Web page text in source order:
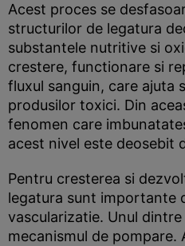
Acest proces se
structurilor de legatura
substantele nutritive si
crestere, functionare si
fluxul sanguin, care ajuta
produsilor toxici. Din
fenomen care
acest nivel este deosebit
Pentru cresterea si
legatura sunt importante
vascularizatie. Unul
mecanismul de pompare.